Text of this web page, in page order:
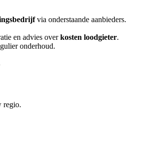
via onderstaande aanbieders.
en advies overkosten loodgieter.
onderhoud.
regio.